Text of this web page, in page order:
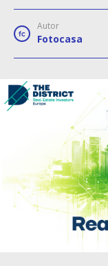
Autor
Fotocasa